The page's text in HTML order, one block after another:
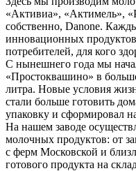
«Активиа», «Актимель»,
собственно, Danone.
инновационных
потребителей, для кого
С нынешнего года мы
«Простоквашино» в
литра. Новые условия
стали больше готовить
упаковку и сформировал
На нашем заводе
молочных продуктов: от
с ферм Московской и
готового продукта на